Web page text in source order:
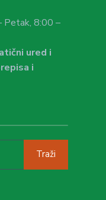
Petak, 8:00 –
ured i
i
Traži